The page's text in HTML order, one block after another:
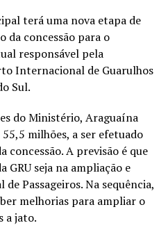
terá uma nova etapa de
concessão para o
responsável pela
Internacional de Guarulhos
Sul.
do Ministério, Araguaína
milhões, a ser efetuado
concessão. A previsão é que
seja na ampliação e
Passageiros. Na sequência,
melhorias para ampliar o
a jato.